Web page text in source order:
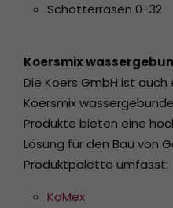
Schotterrasen 0-32
Koersmix
Die Koers GmbH ist
Koersmix
Produkte bieten eine
Lösung für den Bau von
Produktpalette umfasst:
KoMex